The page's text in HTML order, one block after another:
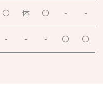
〇 休 〇 -
-
- - - 〇 〇